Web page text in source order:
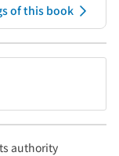
of this book
authority